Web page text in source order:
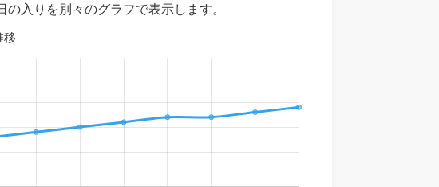
の入りを別々のグラフで表示します。
移